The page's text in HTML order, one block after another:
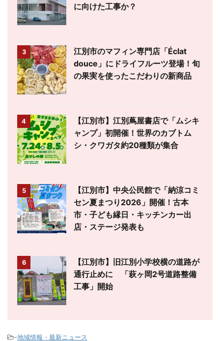
に向けた工事か？
3
江別市のマフィン専門店「Éclat
douce」にドライフルーツ登場！旬
の果実を使ったこだわりの新商品
4
【江別市】江別蔦屋書店で「ムシキ
ャンプ」初開催！世界のカブトム
シ・クワガタ約20種類が集合
5
【江別市】中央公民館で「納涼コミ
セン夏まつり2026」開催！古本
市・子ども縁日・キッチンカー出
店・ステージ発表も
6
【江別市】旧江別小学校横の道路が
通行止めに 「萩ヶ岡2号道路整備
工事」開始
-地域情報・最新ニュース